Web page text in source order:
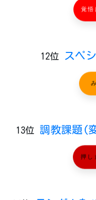
覚悟
12位 スペ
13位 調教課題(
押し